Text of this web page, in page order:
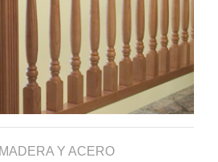
Y ACERO